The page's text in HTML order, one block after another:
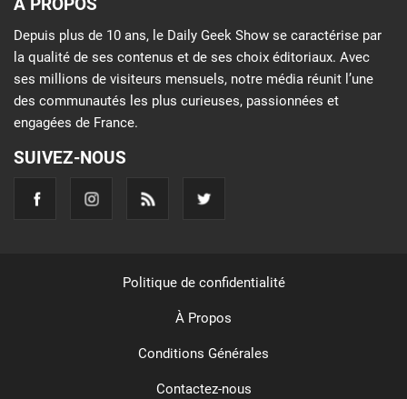
À PROPOS
Depuis plus de 10 ans, le Daily Geek Show se caractérise par
la qualité de ses contenus et de ses choix éditoriaux. Avec
ses millions de visiteurs mensuels, notre média réunit l’une
des communautés les plus curieuses, passionnées et
engagées de France.
SUIVEZ-NOUS
Politique de confidentialité
À Propos
Conditions Générales
Contactez-nous